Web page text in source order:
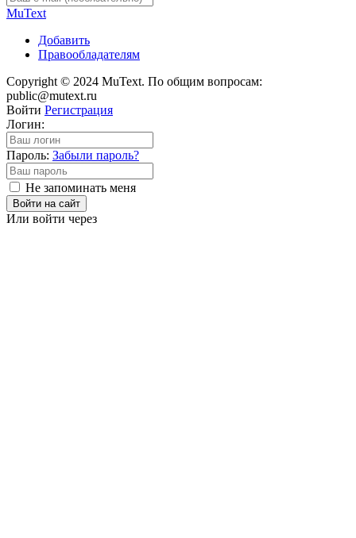
MuText
Добавить
Правообладателям
Copyright © 2024 MuText. По общим вопросам:
public@mutext.ru
Войти Регистрация
Логин:
Пароль: Забыли пароль?
Не запоминать меня
Войти на сайт
Или войти через